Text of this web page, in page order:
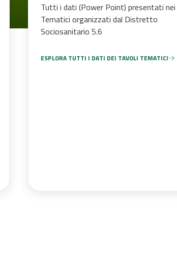
Tutti i dati (Power Point) presentati nei
Tematici organizzati dal Distretto
Sociosanitario 5.6
ESPLORA TUTTI I DATI DEI TAVOLI TEMATICI